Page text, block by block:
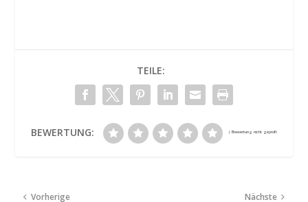
TEILE:
BEWERTUNG:
Vorherige Nächste